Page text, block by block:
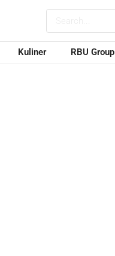
Kuliner RBU Group